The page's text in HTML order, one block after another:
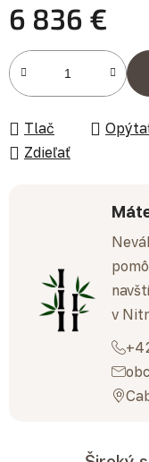
6 836 €
Jednotková cena:
Tlač
Zdieľať
v